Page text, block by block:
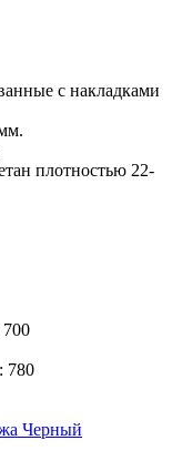
с накладками
плотностью 22-
700
: 780
Черный